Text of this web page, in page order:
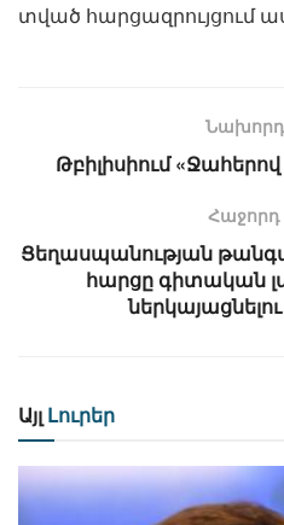
տված հարցազրույցում
Նախորդ
Թբիլիսիում
Հաջորդ
Ցեղասպանության
հարցը գիտական
Այլ Լուրեր